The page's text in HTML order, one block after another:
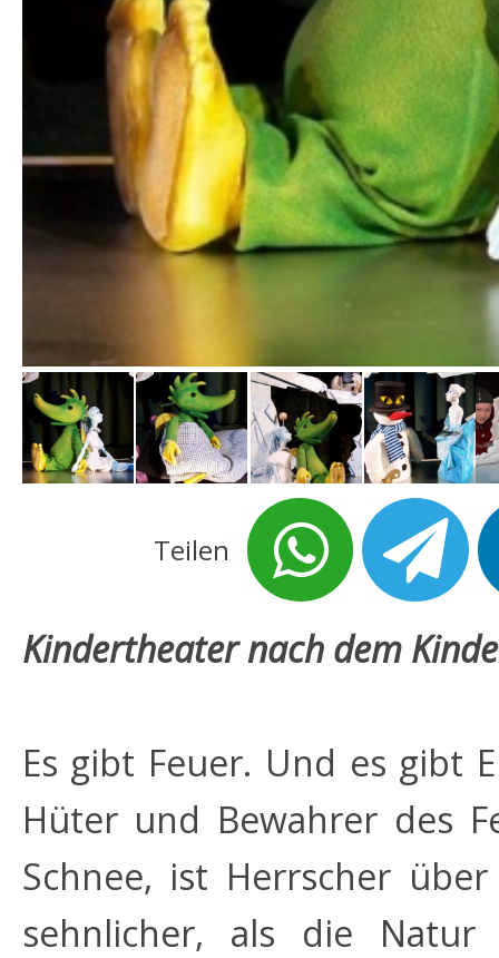
Teilen
Kindertheater nach dem
Es gibt Feuer. Und es gibt
Hüter und Bewahrer des
Schnee, ist Herrscher
sehnlicher, als die